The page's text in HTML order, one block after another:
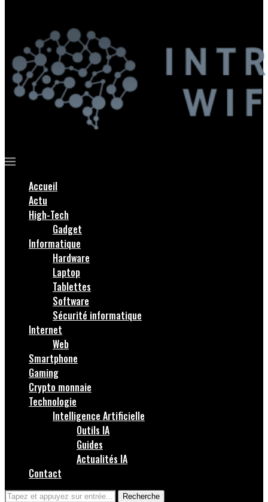
Accueil
Actu
High-Tech
Gadget
Informatique
Hardware
Laptop
Tablettes
Software
Sécurité informatique
Internet
Web
Smartphone
Gaming
Crypto monnaie
Technologie
Intelligence Artificielle
Outils IA
Guides
Actualités IA
Contact
Recherche